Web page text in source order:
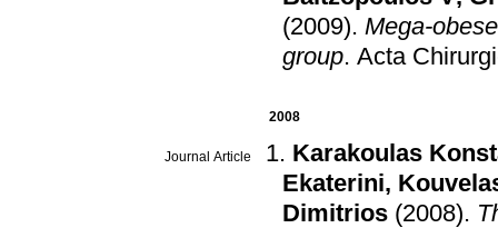
(2009). Mega-
group. Acta
2008
Journal Article
Karakoulas
Ekaterini,
Dimitrios (2008).